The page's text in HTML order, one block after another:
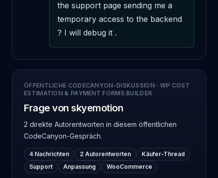
the support page sending me a
temporary access to the backend
? I will debug it .
ÖFFENTLICHE CODECANYON-DISKUSSION· WP COST
ESTIMATION & PAYMENT FORMS BUILDER
Frage von skyemotion
2 direkte Autorentworten in diesem öffentlichen
CodeCanyon-Gespräch.
4 Nachrichten 2 Autorentworten
Käufer-Thread
Support
Anpassung WooCommerce